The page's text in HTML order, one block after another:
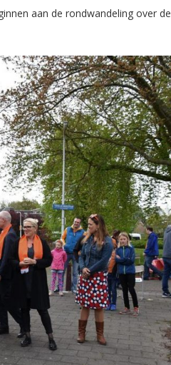
aan de rondwandeling over de